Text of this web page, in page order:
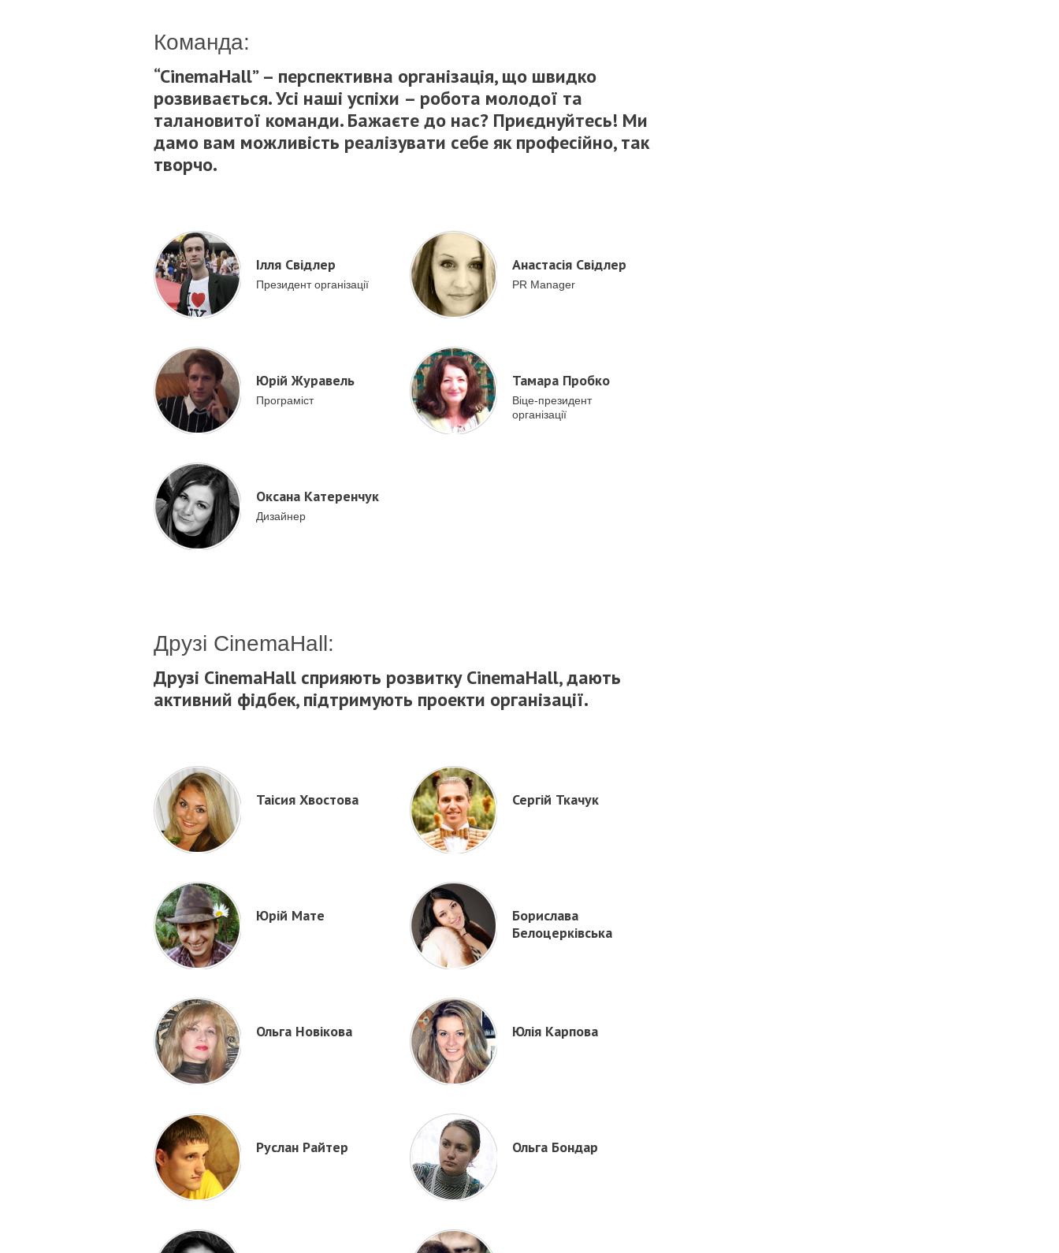
Команда:
“CinemaHall” – перспективна організація, що швидко
розвивається. Усі наші успіхи – робота молодої та
талановитої команди. Бажаєте до нас? Приєднуйтесь! Ми
дамо вам можливість реалізувати себе як професійно, так
творчо.
Ілля Свідлер
Президент організації
Анастасія Свідлер
PR Manager
Юрій Журавель
Програміст
Тамара Пробко
Віце-президент
організації
Оксана Катеренчук
Дизайнер
Друзі CinemaHall:
Друзі CinemaHall сприяють розвитку CinemaHall, дають
активний фідбек, підтримують проекти організації.
Таісия Хвостова Сергій Ткачук
Юрій Мате
Борислава
Белоцерківська
Ольга Новікова Юлія Карпова
Руслан Райтер Ольга Бондар